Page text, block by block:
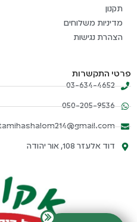
תקנון
מדיניות משלוחים
הצהרת נגישות
פרטי התקשרות
03-634-4652
050-205-9536
דוד אלעזר 108, אור יהודה